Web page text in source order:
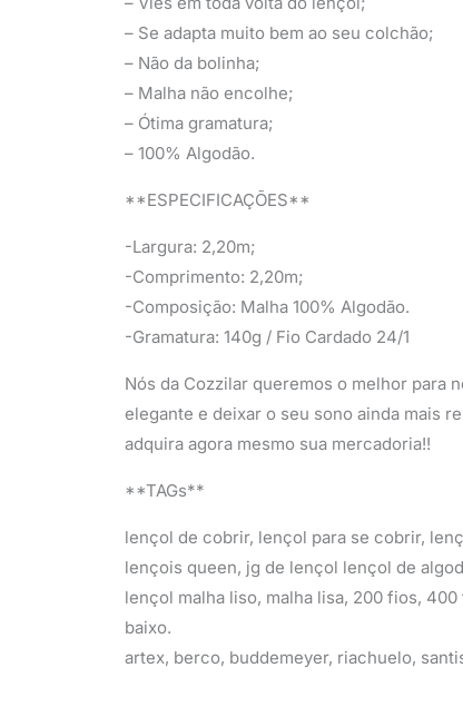
– Se adapta muito bem ao seu colchão;
– Não da bolinha;
– Malha não encolhe;
– Ótima gramatura;
– 100% Algodão.
**ESPECIFICAÇÕES**
-Largura: 2,20m;
-Comprimento: 2,20m;
-Composição: Malha 100% Algodão.
-Gramatura: 140g / Fio Cardado 24/1
Nós da Cozzilar queremos o melhor para
elegante e deixar o seu sono ainda mais
adquira agora mesmo sua mercadoria!!
**TAGs**
lençol de cobrir, lençol para se cobrir,
lençois queen, jg de lençol lençol de
lençol malha liso, malha lisa, 200 fios,
baixo.
artex, berco, buddemeyer, riachuelo,